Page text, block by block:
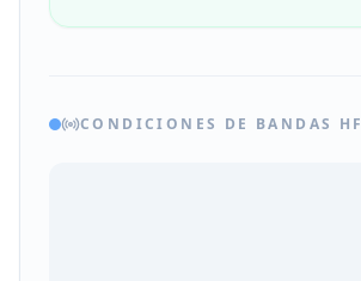
CONDICIONES DE BANDAS HF